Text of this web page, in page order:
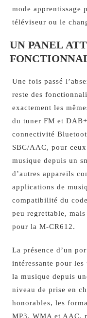
mode apprentissage
téléviseur ou le
UN PANEL
Une fois passé
reste des
exactement les
du tuner FM et
connectivité
SBC/AAC, pour
musique depuis un
d’autres appareils
applications de
compatibilité du
peu regrettable,
pour la M-CR612.
La présence d’un
intéressante pour
la musique depuis
niveau de prise en
honorables, les
MP3, WMA et AAC,